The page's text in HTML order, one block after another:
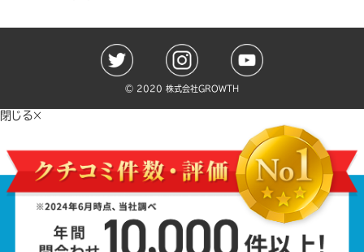
©️ 2020 株式会社GROWTH
閉じる×